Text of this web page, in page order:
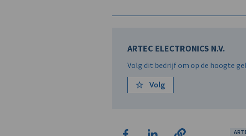
ARTEC ELECTRONICS N.V.
Volg dit bedrijf om op de hoogte
Volg